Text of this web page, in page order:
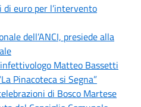
euro per l’intervento
dell’ANCI, presiede alla
Matteo Bassetti
Pinacoteca si Segna”
di Bosco Martese